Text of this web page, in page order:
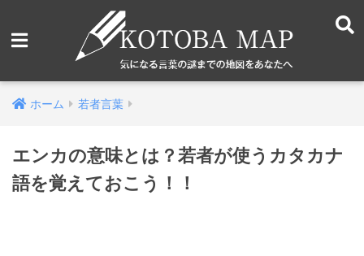
ホーム 若者言葉
エンカの意味とは？若者が使うカタカナ
語を覚えておこう！！